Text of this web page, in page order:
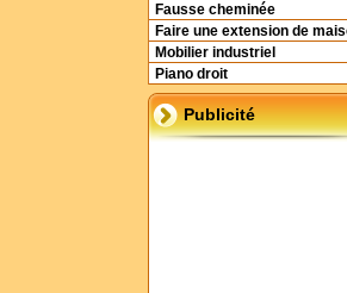
Fausse cheminée
Faire une extension de
Mobilier industriel
Piano droit
Publicité